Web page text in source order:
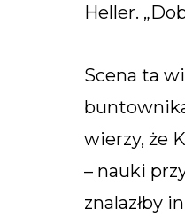
Heller.
Scena ta
wierzy, że
– nauki
znalazłby